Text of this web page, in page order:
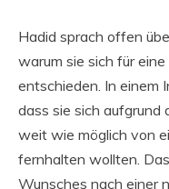
Hadid sprach offen
warum sie sich für
entschieden. In einem
dass sie sich aufgrund
weit wie möglich von
fernhalten wollten.
Wunsches nach einer